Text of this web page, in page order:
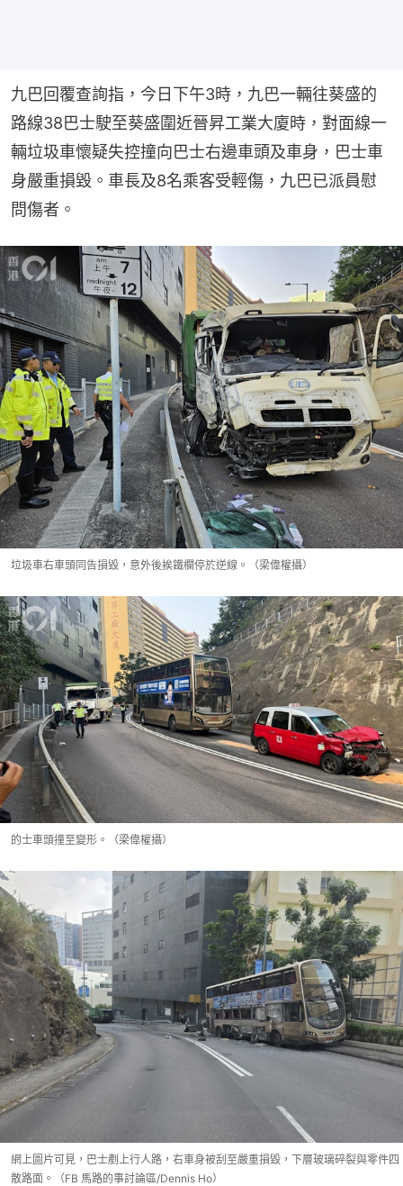
九巴回覆查詢指，今日下午3時，九巴一輛往葵盛的
路線38巴士駛至葵盛圍近晉昇工業大廈時，對面線一
輛垃圾車懷疑失控撞向巴士右邊車頭及車身，巴士車
身嚴重損毀。車長及8名乘客受輕傷，九巴已派員慰
問傷者。
垃圾車右車頭同告損毀，意外後挨鐵欄停於逆線。（梁偉權攝）
的士車頭撞至變形。（梁偉權攝）
網上圖片可見，巴士剷上行人路，右車身被刮至嚴重損毀，下層玻璃碎裂與零件四
散路面。（FB 馬路的事討論區/Dennis Ho）